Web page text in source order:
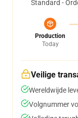
Standard -
Production
Today
Veilige
Wereldwijde
Volgnummer